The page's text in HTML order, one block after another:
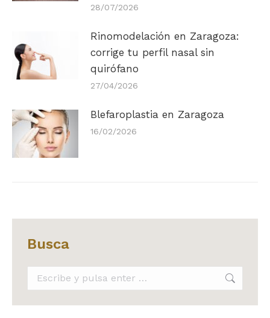
28/07/2026
Rinomodelación en Zaragoza:
corrige tu perfil nasal sin
quirófano
27/04/2026
Blefaroplastia en Zaragoza
16/02/2026
Busca